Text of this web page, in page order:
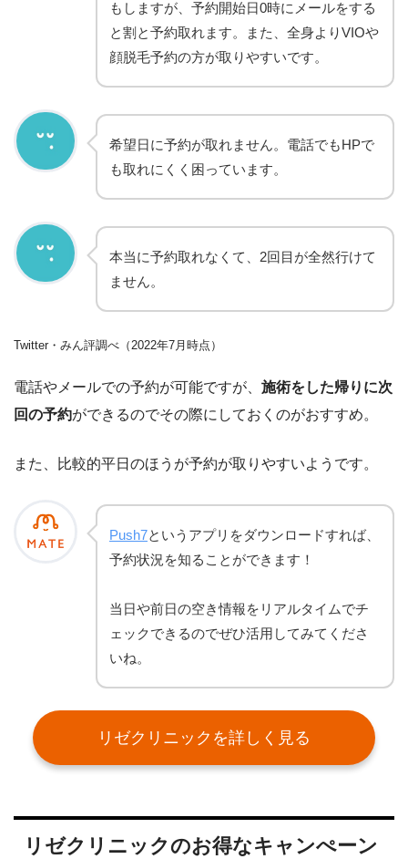
もしますが、予約開始日0時にメールをする
と割と予約取れます。また、全身よりVIOや
顔脱毛予約の方が取りやすいです。
希望日に予約が取れません。電話でもHPで
も取れにくく困っています。
本当に予約取れなくて、2回目が全然行けて
ません。
Twitter・みん評調べ（2022年7月時点）
電話やメールでの予約が可能ですが、 施術をした帰りに次
回の予約ができるのでその際にしておくのがおすすめ。
また、比較的平日のほうが予約が取りやすいようです。
Push7というアプリをダウンロードすれば、
予約状況を知ることができます！
当日や前日の空き情報をリアルタイムでチ
ェックできるのでぜひ活用してみてくださ
いね。
リゼクリニックを詳しく見る
リゼクリニックのお得なキャンぺーン